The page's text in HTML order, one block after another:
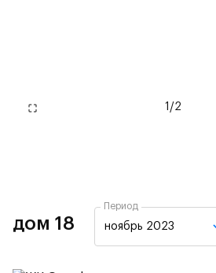
1 /2
дом 18
Период
ноябрь 2023